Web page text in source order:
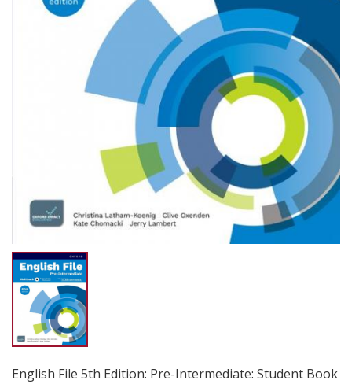
English File 5th Edition: Pre-Intermediate: Student Book